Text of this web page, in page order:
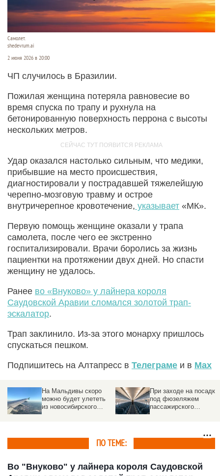
Самолет.
shedevrum.ai
2 июня 2026 в 20:00
ЧП случилось в Бразилии.
Пожилая женщина потеряла равновесие во
время спуска по трапу и рухнула на
бетонированную поверхность перрона с высоты
нескольких метров.
Удар оказался настолько сильным, что медики,
прибывшие на место происшествия,
диагностировали у пострадавшей тяжелейшую
черепно-мозговую травму и острое
внутричерепное кровотечение, указывает «МК».
Первую помощь женщине оказали у трапа
самолета, после чего ее экстренно
госпитализировали. Врачи боролись за жизнь
пациентки на протяжении двух дней. Но спасти
женщину не удалось.
Ранее во «Внуково» у лайнера короля
Саудовской Аравии сломался золотой трап-
эскалатор.
Трап заклинило. Из-за этого монарху пришлось
спускаться пешком.
Подпишитесь на Алтапресс в Телеграме и в Max
На Мальдивы скоро
можно будет улететь
из новосибирского
При заходе на посадку
под фюзеляжем
пассажирского
ПО ТЕМЕ:
Во "Внуково" у лайнера короля Саудовской